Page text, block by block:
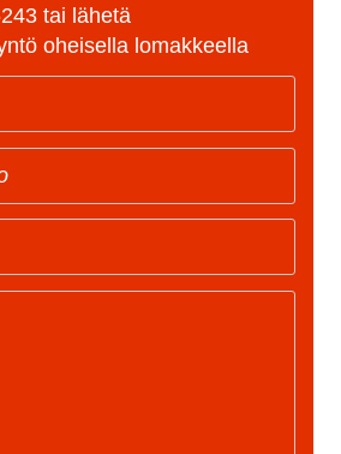
tai lähetä
oheisella lomakkeella